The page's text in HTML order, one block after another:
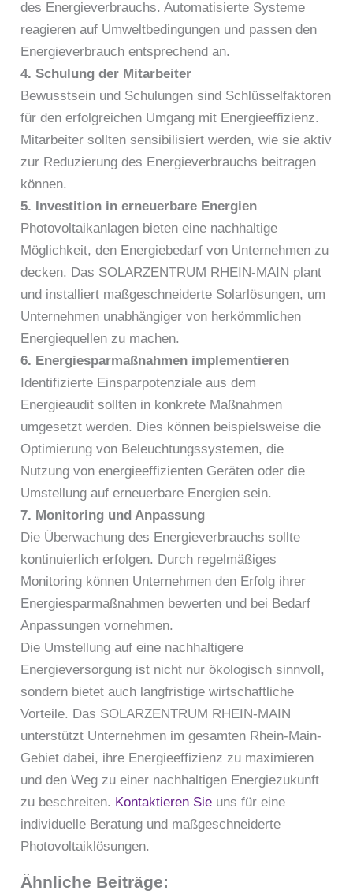
des Energieverbrauchs. Automatisierte Systeme
reagieren auf Umweltbedingungen und passen den
Energieverbrauch entsprechend an.
4. Schulung der Mitarbeiter
Bewusstsein und Schulungen sind Schlüsselfaktoren
für den erfolgreichen Umgang mit Energieeffizienz.
Mitarbeiter sollten sensibilisiert werden, wie sie aktiv
zur Reduzierung des Energieverbrauchs beitragen
können.
5. Investition in erneuerbare Energien
Photovoltaikanlagen bieten eine nachhaltige
Möglichkeit, den Energiebedarf von Unternehmen zu
decken. Das SOLARZENTRUM RHEIN-MAIN plant
und installiert maßgeschneiderte Solarlösungen, um
Unternehmen unabhängiger von herkömmlichen
Energiequellen zu machen.
6. Energiesparmaßnahmen implementieren
Identifizierte Einsparpotenziale aus dem
Energieaudit sollten in konkrete Maßnahmen
umgesetzt werden. Dies können beispielsweise die
Optimierung von Beleuchtungssystemen, die
Nutzung von energieeffizienten Geräten oder die
Umstellung auf erneuerbare Energien sein.
7. Monitoring und Anpassung
Die Überwachung des Energieverbrauchs sollte
kontinuierlich erfolgen. Durch regelmäßiges
Monitoring können Unternehmen den Erfolg ihrer
Energiesparmaßnahmen bewerten und bei Bedarf
Anpassungen vornehmen.
Die Umstellung auf eine nachhaltigere
Energieversorgung ist nicht nur ökologisch sinnvoll,
sondern bietet auch langfristige wirtschaftliche
Vorteile. Das SOLARZENTRUM RHEIN-MAIN
unterstützt Unternehmen im gesamten Rhein-Main-
Gebiet dabei, ihre Energieeffizienz zu maximieren
und den Weg zu einer nachhaltigen Energiezukunft
zu beschreiten. Kontaktieren Sie uns für eine
individuelle Beratung und maßgeschneiderte
Photovoltaiklösungen.
Ähnliche Beiträge: